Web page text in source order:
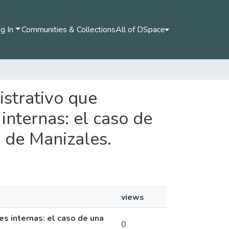
In Communities & CollectionsAll of DSpace
que
el caso de
Manizales.
views
internas: el caso de una
0